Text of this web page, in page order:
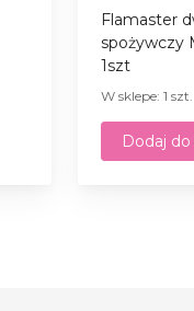
Flamaster
spożywczy
1szt
W sklepe: 1 szt.
Dodaj